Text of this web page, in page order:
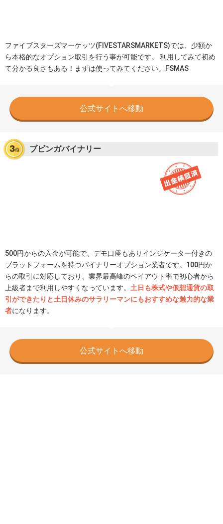
ファイブスターズマーケッツ(FIVESTARSMARKETS)では、少額か
ら本格的なオプション取引を行う事が可能です。 利用してみて初め
て分かる良さもある！まずは使ってみてください。FSMAS
公式サイトへ移動
ブビンガバイナリー
500円からの入金が可能で、デモ口座もありインジケーター付きの
プラットフォームを持つバイナリーオプション業者です。100円か
らの取引に対応しており、業界最高峰のペイアウト率で初心者から
上級者まで利用しやすくなっています。 土日も株式や仮想通貨の取
引ができたりと土日休みのサラリーマンにもおすすめな魅力的な業
者になります。
公式サイトへ移動